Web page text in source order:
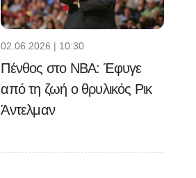
02.06.2026 | 10:30
Πένθος στο NBA: Έφυγε
από τη ζωή ο θρυλικός Ρικ
Άντελμαν